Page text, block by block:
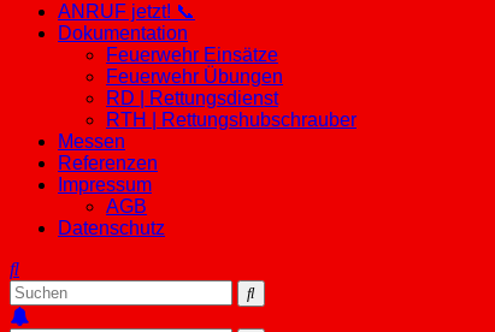
ANRUF jetzt! 📞
Dokumentation
Feuerwehr Einsätze
Feuerwehr Übungen
RD | Rettungsdienst
RTH | Rettungshubschrauber
Messen
Referenzen
Impressum
AGB
Datenschutz